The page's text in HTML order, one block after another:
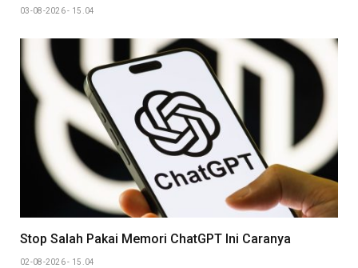
03-08-2026 - 15.04
Stop Salah Pakai Memori ChatGPT Ini Caranya
02-08-2026 - 15.04